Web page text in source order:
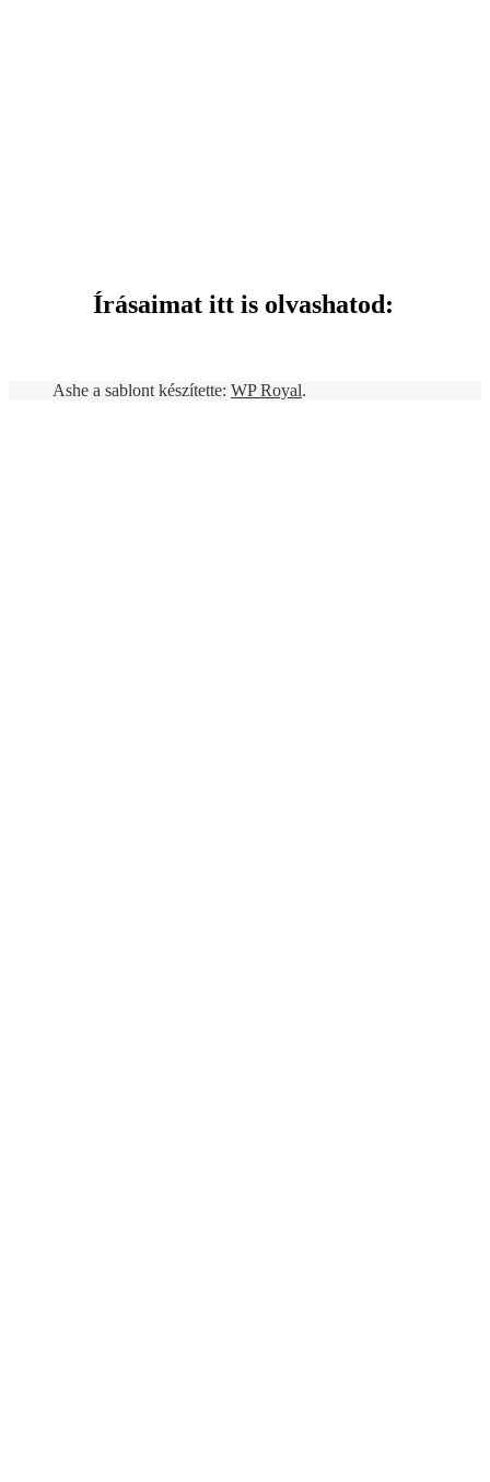
Írásaimat itt is olvashatod:
Ashe a sablont készítette: WP Royal.